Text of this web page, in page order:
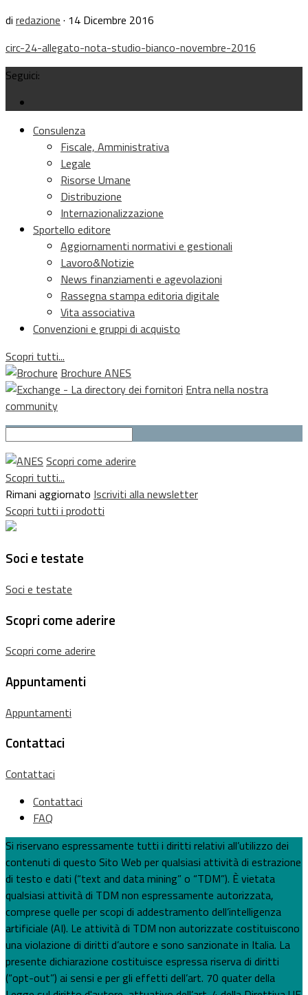
di redazione · 14 Dicembre 2016
circ-24-allegato-nota-studio-bianco-novembre-2016
Seguici:
Consulenza
Fiscale, Amministrativa
Legale
Risorse Umane
Distribuzione
Internazionalizzazione
Sportello editore
Aggiornamenti normativi e gestionali
Lavoro&Notizie
News finanziamenti e agevolazioni
Rassegna stampa editoria digitale
Vita associativa
Convenzioni e gruppi di acquisto
Scopri tutti...
Brochure ANES
Entra nella nostra
community
Scopri come aderire
Scopri tutti...
Rimani aggiornato Iscriviti alla newsletter
Scopri tutti i prodotti
Soci e testate
Soci e testate
Scopri come aderire
Scopri come aderire
Appuntamenti
Appuntamenti
Contattaci
Contattaci
Contattaci
FAQ
Si riservano espressamente tutti i diritti relativi all’utilizzo dei
contenuti di questo Sito Web per qualsiasi attività di estrazione
di testo e dati (“text and data mining” o “TDM”). È vietata
qualsiasi attività di TDM non espressamente autorizzata,
comprese quelle per scopi di addestramento dell’intelligenza
artificiale (AI). Le attività di TDM non autorizzate costituiscono
una violazione di diritti d’autore e sono sanzionate in Italia. La
presente dichiarazione costituisce espressa riserva di diritti
(“opt-out”) ai sensi e per gli effetti dell’art. 70 quater della